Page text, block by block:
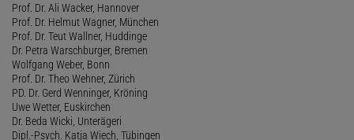
Prof. Dr. Ali Wacker, Hannover
Prof. Dr. Helmut Wagner, München
Prof. Dr. Teut Wallner, Huddinge
Dr. Petra Warschburger, Bremen
Wolfgang Weber, Bonn
Prof. Dr. Theo Wehner, Zürich
PD. Dr. Gerd Wenninger, Kröning
Uwe Wetter, Euskirchen
Dr. Beda Wicki, Unterägeri
Dipl.-Psych. Katja Wiech, Tübingen